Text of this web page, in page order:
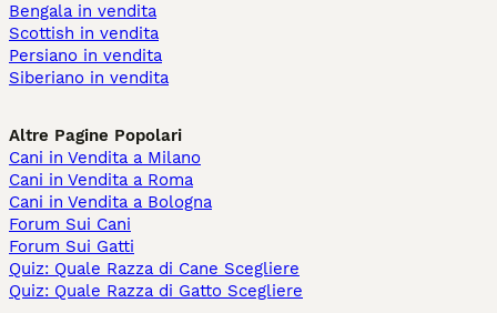
Bengala in vendita
Scottish in vendita
Persiano in vendita
Siberiano in vendita
Altre Pagine Popolari
Cani in Vendita a Milano
Cani in Vendita a Roma
Cani in Vendita a Bologna
Forum Sui Cani
Forum Sui Gatti
Quiz: Quale Razza di Cane Scegliere
Quiz: Quale Razza di Gatto Scegliere